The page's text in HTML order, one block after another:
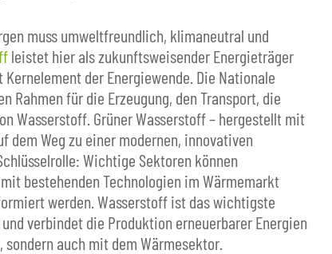
muss umweltfreundlich, klimaneutral und
leistet hier als zukunftsweisender Energieträger
der Energiewende. Die Nationale
Rahmen für die Erzeugung, den Transport, die
Wasserstoff. Grüner Wasserstoff – hergestellt mit
dem Weg zu einer modernen, innovativen
Wichtige Sektoren können
bestehenden Technologien im Wärmemarkt
werden. Wasserstoff ist das wichtigste
verbindet die Produktion erneuerbarer Energien
auch mit dem Wärmesektor.